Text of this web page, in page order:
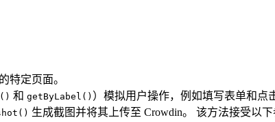
特定页面。
和 getByLabel() ）模拟用户操作，例如填写表单和点
生成截图并将其上传至 Crowdin。 该方法接受以下